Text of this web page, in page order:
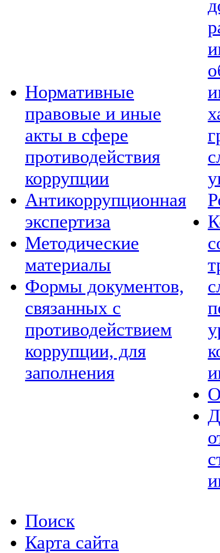
Нормативные
правовые и иные
акты в сфере
противодействия
коррупции
Антикоррупционная
экспертиза
Методические
материалы
Формы документов,
связанных с
противодействием
коррупции, для
заполнения
Поиск
Карта сайта